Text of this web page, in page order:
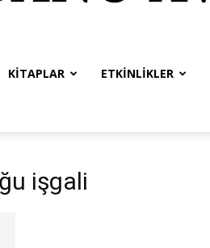
KITAPLAR ETKINLIKLER
işgali